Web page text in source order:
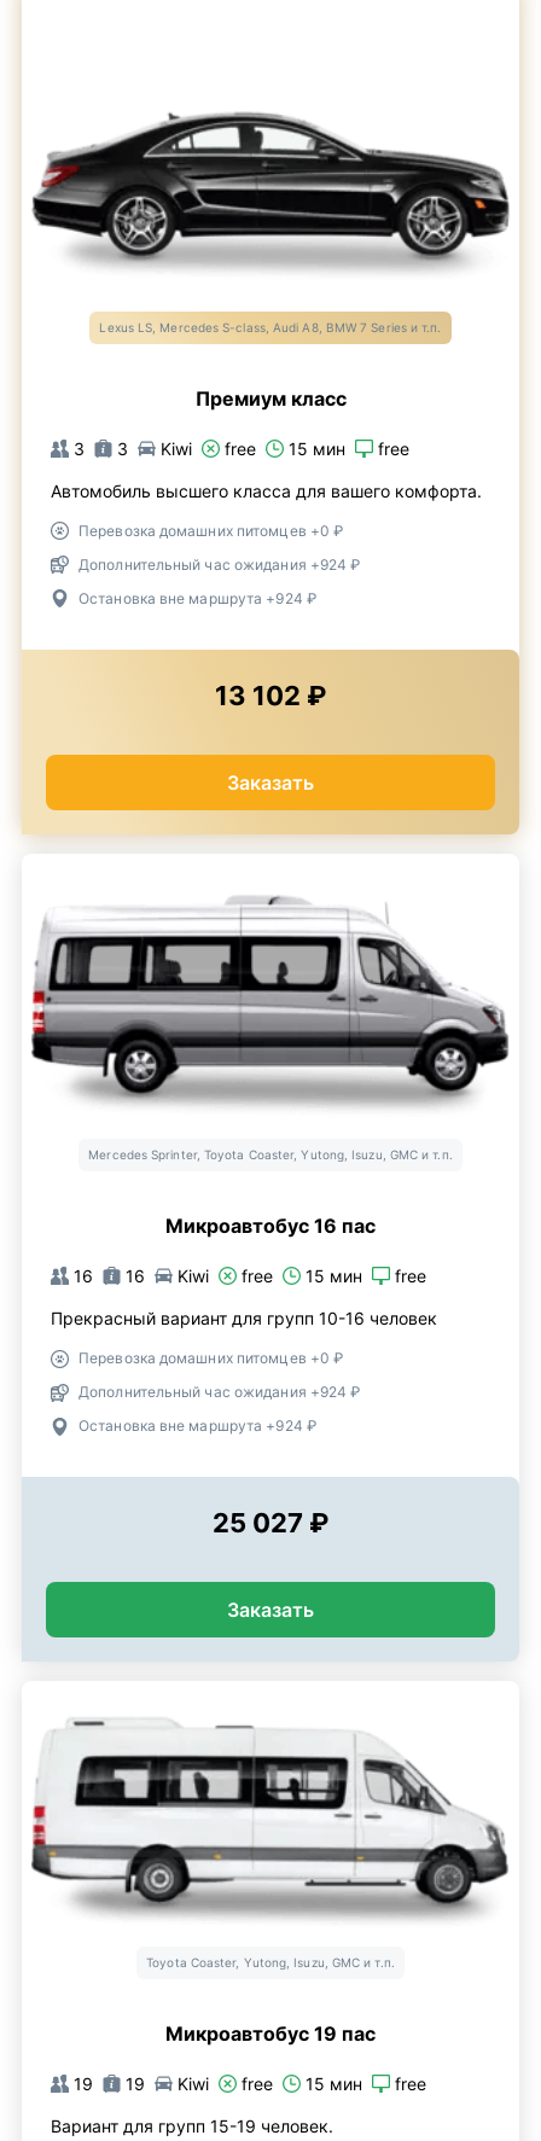
Lexus LS, Mercedes S-class, Audi A8, BMW 7 Series и т.п.
Премиум класс
3 3 Kiwi free 15 мин free
Автомобиль высшего класса для вашего комфорта.
Перевозка домашних питомцев +0 ₽
Дополнительный час ожидания +924 ₽
Остановка вне маршрута +924 ₽
13 102 ₽
Заказать
Mercedes Sprinter, Toyota Coaster, Yutong, Isuzu, GMC и т.п.
Микроавтобус 16 пас
16 16 Kiwi free 15 мин free
Прекрасный вариант для групп 10-16 человек
Перевозка домашних питомцев +0 ₽
Дополнительный час ожидания +924 ₽
Остановка вне маршрута +924 ₽
25 027 ₽
Заказать
Toyota Coaster, Yutong, Isuzu, GMC и т.п.
Микроавтобус 19 пас
19 19 Kiwi free 15 мин free
Вариант для групп 15-19 человек.